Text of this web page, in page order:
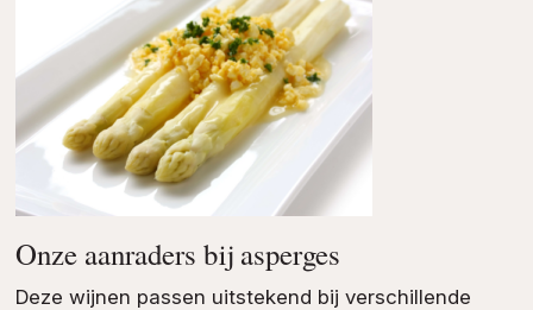
Onze aanraders bij asperges
Deze wijnen passen uitstekend bij verschillende